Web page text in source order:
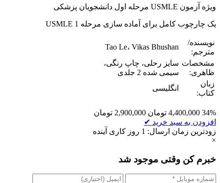
ویژه آزمون USMLE مرحله اول دانشجویان پزشکی
یک چارچوب کامل برای آماده سازی مرحله 1 USMLE
نویسنده/
مترجم:
Tao Le، Vikas Bhushan
مشخصات
ظاهری:
سایز رحلی، چاپ رنگی،
سیمی شده 2 جلدی
زبان
کتاب:
انگلیسی
34%
4,400,000 تومان 2,900,000 تومان
افزودن به سبد خرید ✔
زودترین زمان ارسال: 1 روز کاری آینده
×
خبرم کن وقتی موجود شد